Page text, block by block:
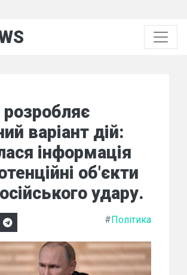
розробляє
варіант дій:
інформація
об'єкти
удару.
#Політика